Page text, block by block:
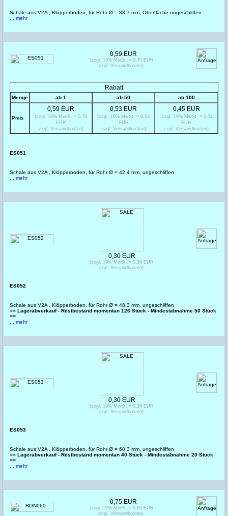
Schale aus V2A , Klöpperboden, für Rohr Ø = 33,7 mm, Oberfläche ungeschliffen
... mehr
ES051
Schale aus V2A , Klöpperboden, für Rohr Ø = 42,4 mm, ungeschliffen
... mehr
Rabatt
Menge ab 1 ab 50 ab 100
Preis
0,59 EUR
(zzgl. 19% MwSt. = 0,70
EUR
zzgl. Versandkosten)
0,53 EUR
(zzgl. 19% MwSt. = 0,63
EUR
zzgl. Versandkosten)
0,45 EUR
(zzgl. 19% MwSt. = 0,54
EUR
zzgl. Versandkosten)
0,59 EUR
(zzgl. 19% MwSt. = 0,70 EUR
zzgl. Versandkosten)
ES052
Schale aus V2A , Klöpperboden, für Rohr Ø = 48,3 mm, ungeschliffen
== Lagerabverkauf - Restbestand momentan 126 Stück - Mindestabnahme 50 Stück
==
... mehr
0,30 EUR
(zzgl. 19% MwSt. = 0,36 EUR
zzgl. Versandkosten)
ES053
Schale aus V2A , Klöpperboden, für Rohr Ø = 60,3 mm, ungeschliffen
== Lagerabverkauf - Restbestand momentan 40 Stück - Mindestabnahme 20 Stück
==
... mehr
0,30 EUR
(zzgl. 19% MwSt. = 0,36 EUR
zzgl. Versandkosten)
0,75 EUR
(zzgl. 19% MwSt. = 0,89 EUR
zzgl. Versandkosten)